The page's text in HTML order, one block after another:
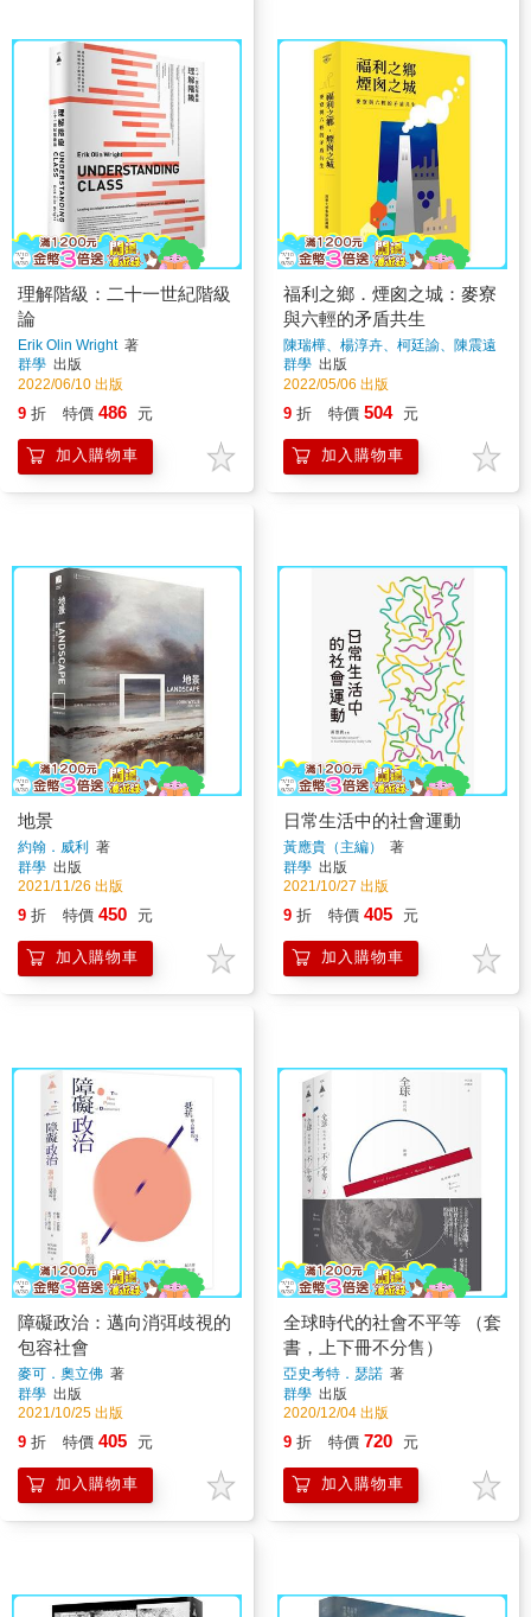
理解階級：二十一世紀階級
論
Erik Olin Wright著
群學 出版
2022/06/10 出版
9 折 特價 486 元
加入購物車
福利之鄉．煙囪之城：麥寮
與六輕的矛盾共生
陳瑞樺、楊淳卉、柯廷諭、陳震遠
著
群學 出版
2022/05/06 出版
9 折 特價 504 元
加入購物車
地景
約翰．威利 著
群學 出版
2021/11/26 出版
9 折 特價 450 元
加入購物車
日常生活中的社會運動
黃應貴（主編）
著
群學 出版
2021/10/27 出版
9 折 特價 405 元
加入購物車
障礙政治：邁向消弭歧視的
包容社會
麥可．奧立佛 著
群學 出版
2021/10/25 出版
9 折 特價 405 元
加入購物車
全球時代的社會不平等 （套
書，上下冊不分售）
亞史考特．瑟諾 著
群學 出版
2020/12/04 出版
9 折 特價 720 元
加入購物車